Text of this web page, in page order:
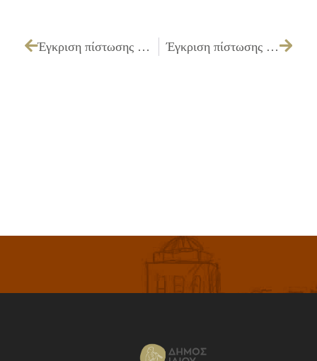
Έγκριση πίστωσης 1.500,00€ για την επιμέλεια κίνησης και αυτοσχεδιασμού για το ανέβασμα της θεατρικής παράστασης «Παραμύθι χωρίς όνομα» της θεατρικής ομάδας του Πολιτιστικού μας Κέντρου Έγκριση πίστωσης 600,00€ για προμήθεια εδεσμάτων τροφίμων για την εκδήλωση στις 8/5/2010 «Ο Σκαρίμπας ταξιδεύει», στο Καλλιτεχνικό καφενείο του Πολιτιστικού Κέντρου